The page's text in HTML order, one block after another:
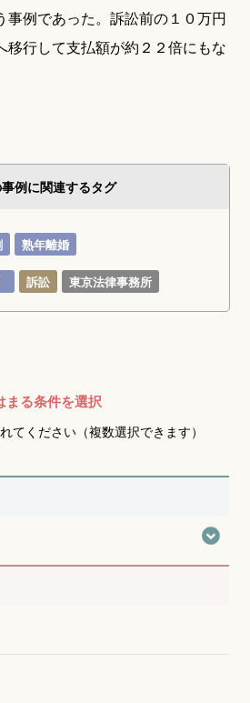
事例であった。訴訟前の１０万円
移行して支払額が約２２倍にもな
例に関連するタグ
熟年離婚
訴訟 東京法律事務所
まる条件を選択
てください（複数選択できます）